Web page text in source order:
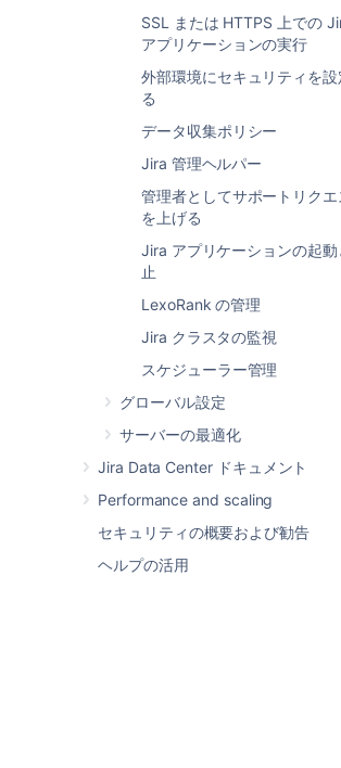
SSL または HTTPS 上での
アプリケーションの実行
外部環境にセキュリティを設
る
データ収集ポリシー
Jira 管理ヘルパー
管理者としてサポートリクエ
を上げる
Jira アプリケーションの起動
止
LexoRank の管理
Jira クラスタの監視
スケジューラー管理
グローバル設定
サーバーの最適化
Jira Data Center ドキュメント
Performance and scaling
セキュリティの概要および勧告
ヘルプの活用
か?